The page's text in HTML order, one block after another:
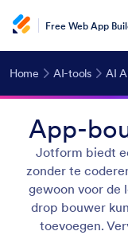
Free Web App
Home AI-tools AI
App-
Jotform biedt
zonder te
gewoon voor de
drop bouwer
toevoegen.